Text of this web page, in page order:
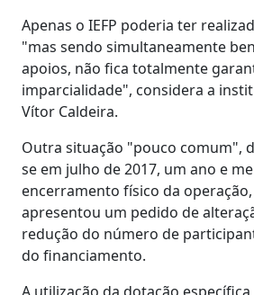
Apenas o IEFP poderia ter
"mas sendo simultaneamente
apoios, não fica totalmente
imparcialidade", considera a
Vítor Caldeira.
Outra situação "pouco comum",
se em julho de 2017, um ano e
encerramento físico da operação,
apresentou um pedido de
redução do número de
do financiamento.